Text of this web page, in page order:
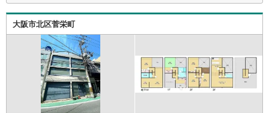
【リフォーム内容】
・トイレ、洗面台、給湯器交換
・全室クロス、フロアタイル、CF張替え
・畳表替え
・襖、障子張替え
・ベランダ塗装
・モニターホン、建具一部交換
・ハウスクリーニング
■駅まで平坦アプローチで毎日の通勤・通学も快適！
大阪市北区菅栄町